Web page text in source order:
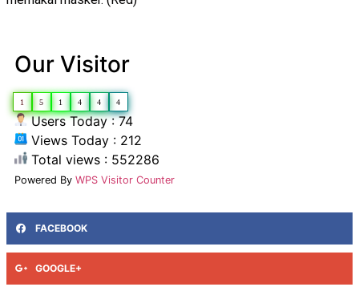
Our Visitor
1 5 1 4 4 4
Users Today : 74
Views Today : 212
Total views : 552286
Powered By WPS Visitor Counter
FACEBOOK
GOOGLE+